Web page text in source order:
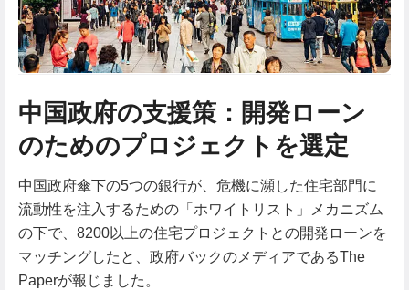
中国政府の支援策：開発ローン
のためのプロジェクトを選定
中国政府傘下の5つの銀行が、危機に瀕した住宅部門に
流動性を注入するための「ホワイトリスト」メカニズム
の下で、8200以上の住宅プロジェクトとの開発ローンを
マッチングしたと、政府バックのメディアであるThe
Paperが報じました。